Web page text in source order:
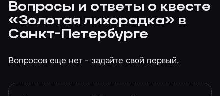
Вопросы и ответы о квесте
«Золотая лихорадка» в
Санкт-Петербурге
Вопросов еще нет - задайте свой первый.